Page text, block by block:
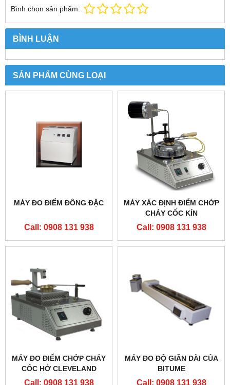
Bình chọn sản phẩm:
BÌNH LUẬN
SẢN PHẨM CÙNG LOẠI
MÁY ĐO ĐIỂM ĐÔNG ĐẶC
Call: 0908 131 938
MÁY XÁC ĐỊNH ĐIỂM CHỚP
CHÁY CỐC KÍN
Call: 0908 131 938
MÁY ĐO ĐIỂM CHỚP CHÁY
CỐC HỞ CLEVELAND
Call: 0908 131 938
MÁY ĐO ĐỘ GIÃN DÀI CỦA
BITUME
Call: 0908 131 938